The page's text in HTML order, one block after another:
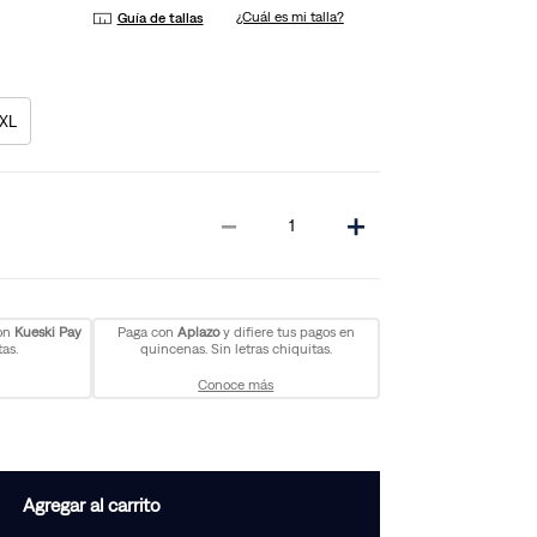
Guía de tallas ¿Cuál es mi talla?
XL
＋
－
Kueski Pay
Paga con Aplazoy difiere tus pagos en
quincenas. Sin letras chiquitas.
Conoce más
Agregar al carrito